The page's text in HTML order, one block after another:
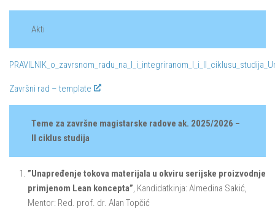
Akti
Završni rad – template
Teme za završne magistarske radove ak. 2025/2026 –
II ciklus studija
”Unapređenje tokova materijala u okviru serijske proizvodnje
primjenom Lean koncepta”, Kandidatkinja: Almedina Sakić,
Mentor: Red. prof. dr. Alan Topčić